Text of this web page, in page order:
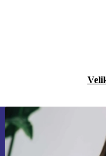
Nikad